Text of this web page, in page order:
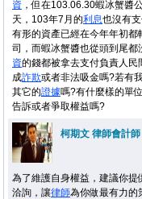
資 ，但在103.06.30蝦冰蟹醬
天，103年7月的利息也沒有
有形的資產已經在今年年初
司，而蝦冰蟹醬也從頭到尾都
資的錢都被拿去支付負責人民
成詐欺或者非法吸金嗎?若有
其它的證據嗎?有什麼樣的單
告訴或者爭取權益嗎?
柯期文 律師會計
為了維護自身權益，建議你提
洽詢，讓律師為你做最有力的